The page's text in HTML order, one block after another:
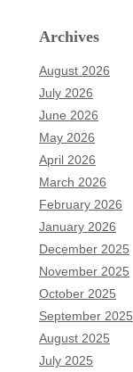
Archives
August 2026
July 2026
June 2026
May 2026
April 2026
March 2026
February 2026
January 2026
December 2025
November 2025
October 2025
September 2025
August 2025
July 2025